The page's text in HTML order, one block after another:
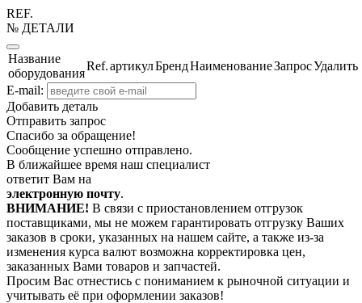
REF.
№ ДЕТАЛИ
Название
оборудования
Ref.артикулБрендНаименованиеЗапросУдалить
E-mail:
Добавить деталь
Отправить запрос
Спасибо за обращение!
Сообщение успешно отправлено.
В ближайшее время наш специалист
ответит Вам на
электронную почту.
ВНИМАНИЕ! В связи с приостановлением отгрузок
поставщиками, мы не можем гарантировать отгрузку Ваших
заказов в сроки, указанных на нашем сайте, а также из-за
изменения курса валют возможна корректировка цен,
заказанных Вами товаров и запчастей.
Просим Вас отнестись с пониманием к рыночной ситуации и
учитывать её при оформлении заказов!